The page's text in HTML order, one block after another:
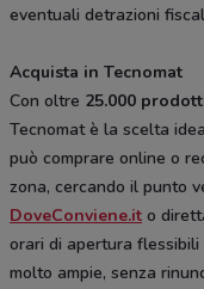
eventuali detrazioni
Acquista in Tecnomat
Con oltre 25.000
Tecnomat è la scelta
può comprare online o
zona, cercando il punto
DoveConviene.it o
orari di apertura
molto ampie, senza